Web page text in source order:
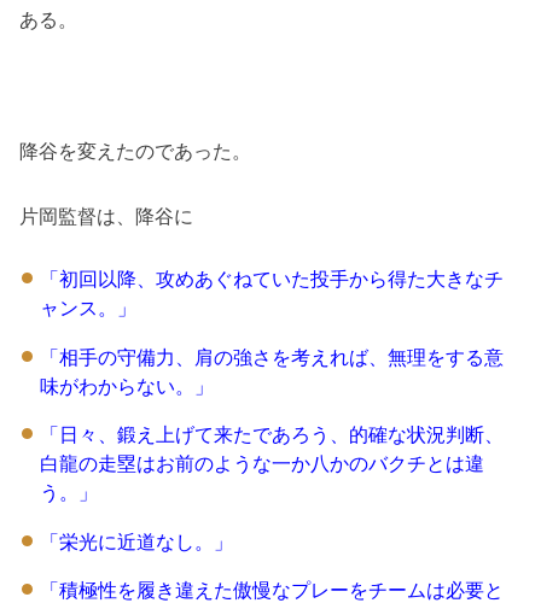
ある。
降谷を変えたのであった。
片岡監督は、降谷に
「初回以降、攻めあぐねていた投手から得た大きなチ
ャンス。」
「相手の守備力、肩の強さを考えれば、無理をする意
味がわからない。」
「日々、鍛え上げて来たであろう、的確な状況判断、
白龍の走塁はお前のような一か八かのバクチとは違
う。」
「栄光に近道なし。」
「積極性を履き違えた傲慢なプレーをチームは必要と